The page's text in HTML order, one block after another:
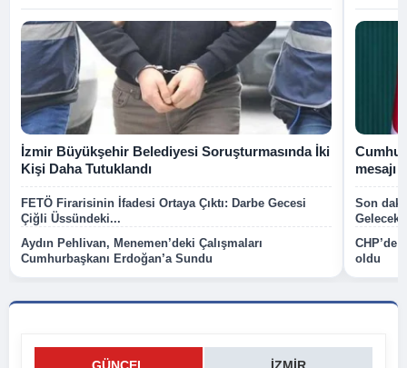
İzmir Büyükşehir Belediyesi Soruşturmasında İki
Kişi Daha Tutuklandı
FETÖ Firarisinin İfadesi Ortaya Çıktı: Darbe Gecesi
Çiğli Üssündeki...
Aydın Pehlivan, Menemen’deki Çalışmaları
Cumhurbaşkanı Erdoğan’a Sundu
mesajı
Son
Gelecek
CHP’de
oldu